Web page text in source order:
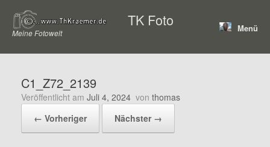
Inhalt
springen
TK Foto
Meine Fotowelt Menü
C1_Z72_2139
Veröffentlicht am Juli 4, 2024 von thomas
← Vorheriger
Nächster →